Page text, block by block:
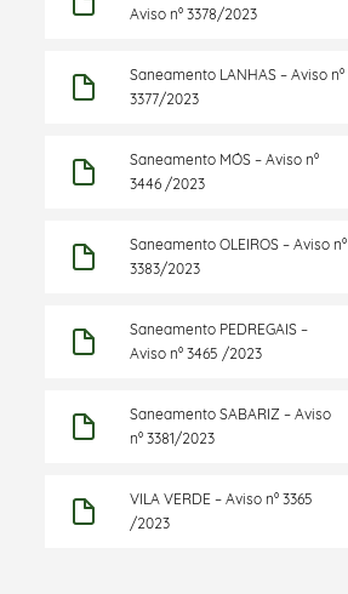
Aviso nº 3378/2023
Saneamento LANHAS – Aviso nº
3377/2023
Saneamento MÓS – Aviso nº
3446 /2023
Saneamento OLEIROS – Aviso nº
3383/2023
Saneamento PEDREGAIS –
Aviso nº 3465 /2023
Saneamento SABARIZ – Aviso
nº 3381/2023
VILA VERDE – Aviso nº 3365
/2023